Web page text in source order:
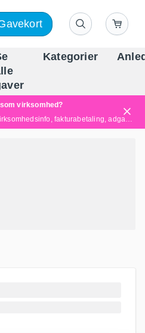
Kategorier
virksomhed?
Har du brug for kvitteringer med virksomhedsinfo, fakturabetaling, adgang for flere brugere eller skræddersyede løsninger?